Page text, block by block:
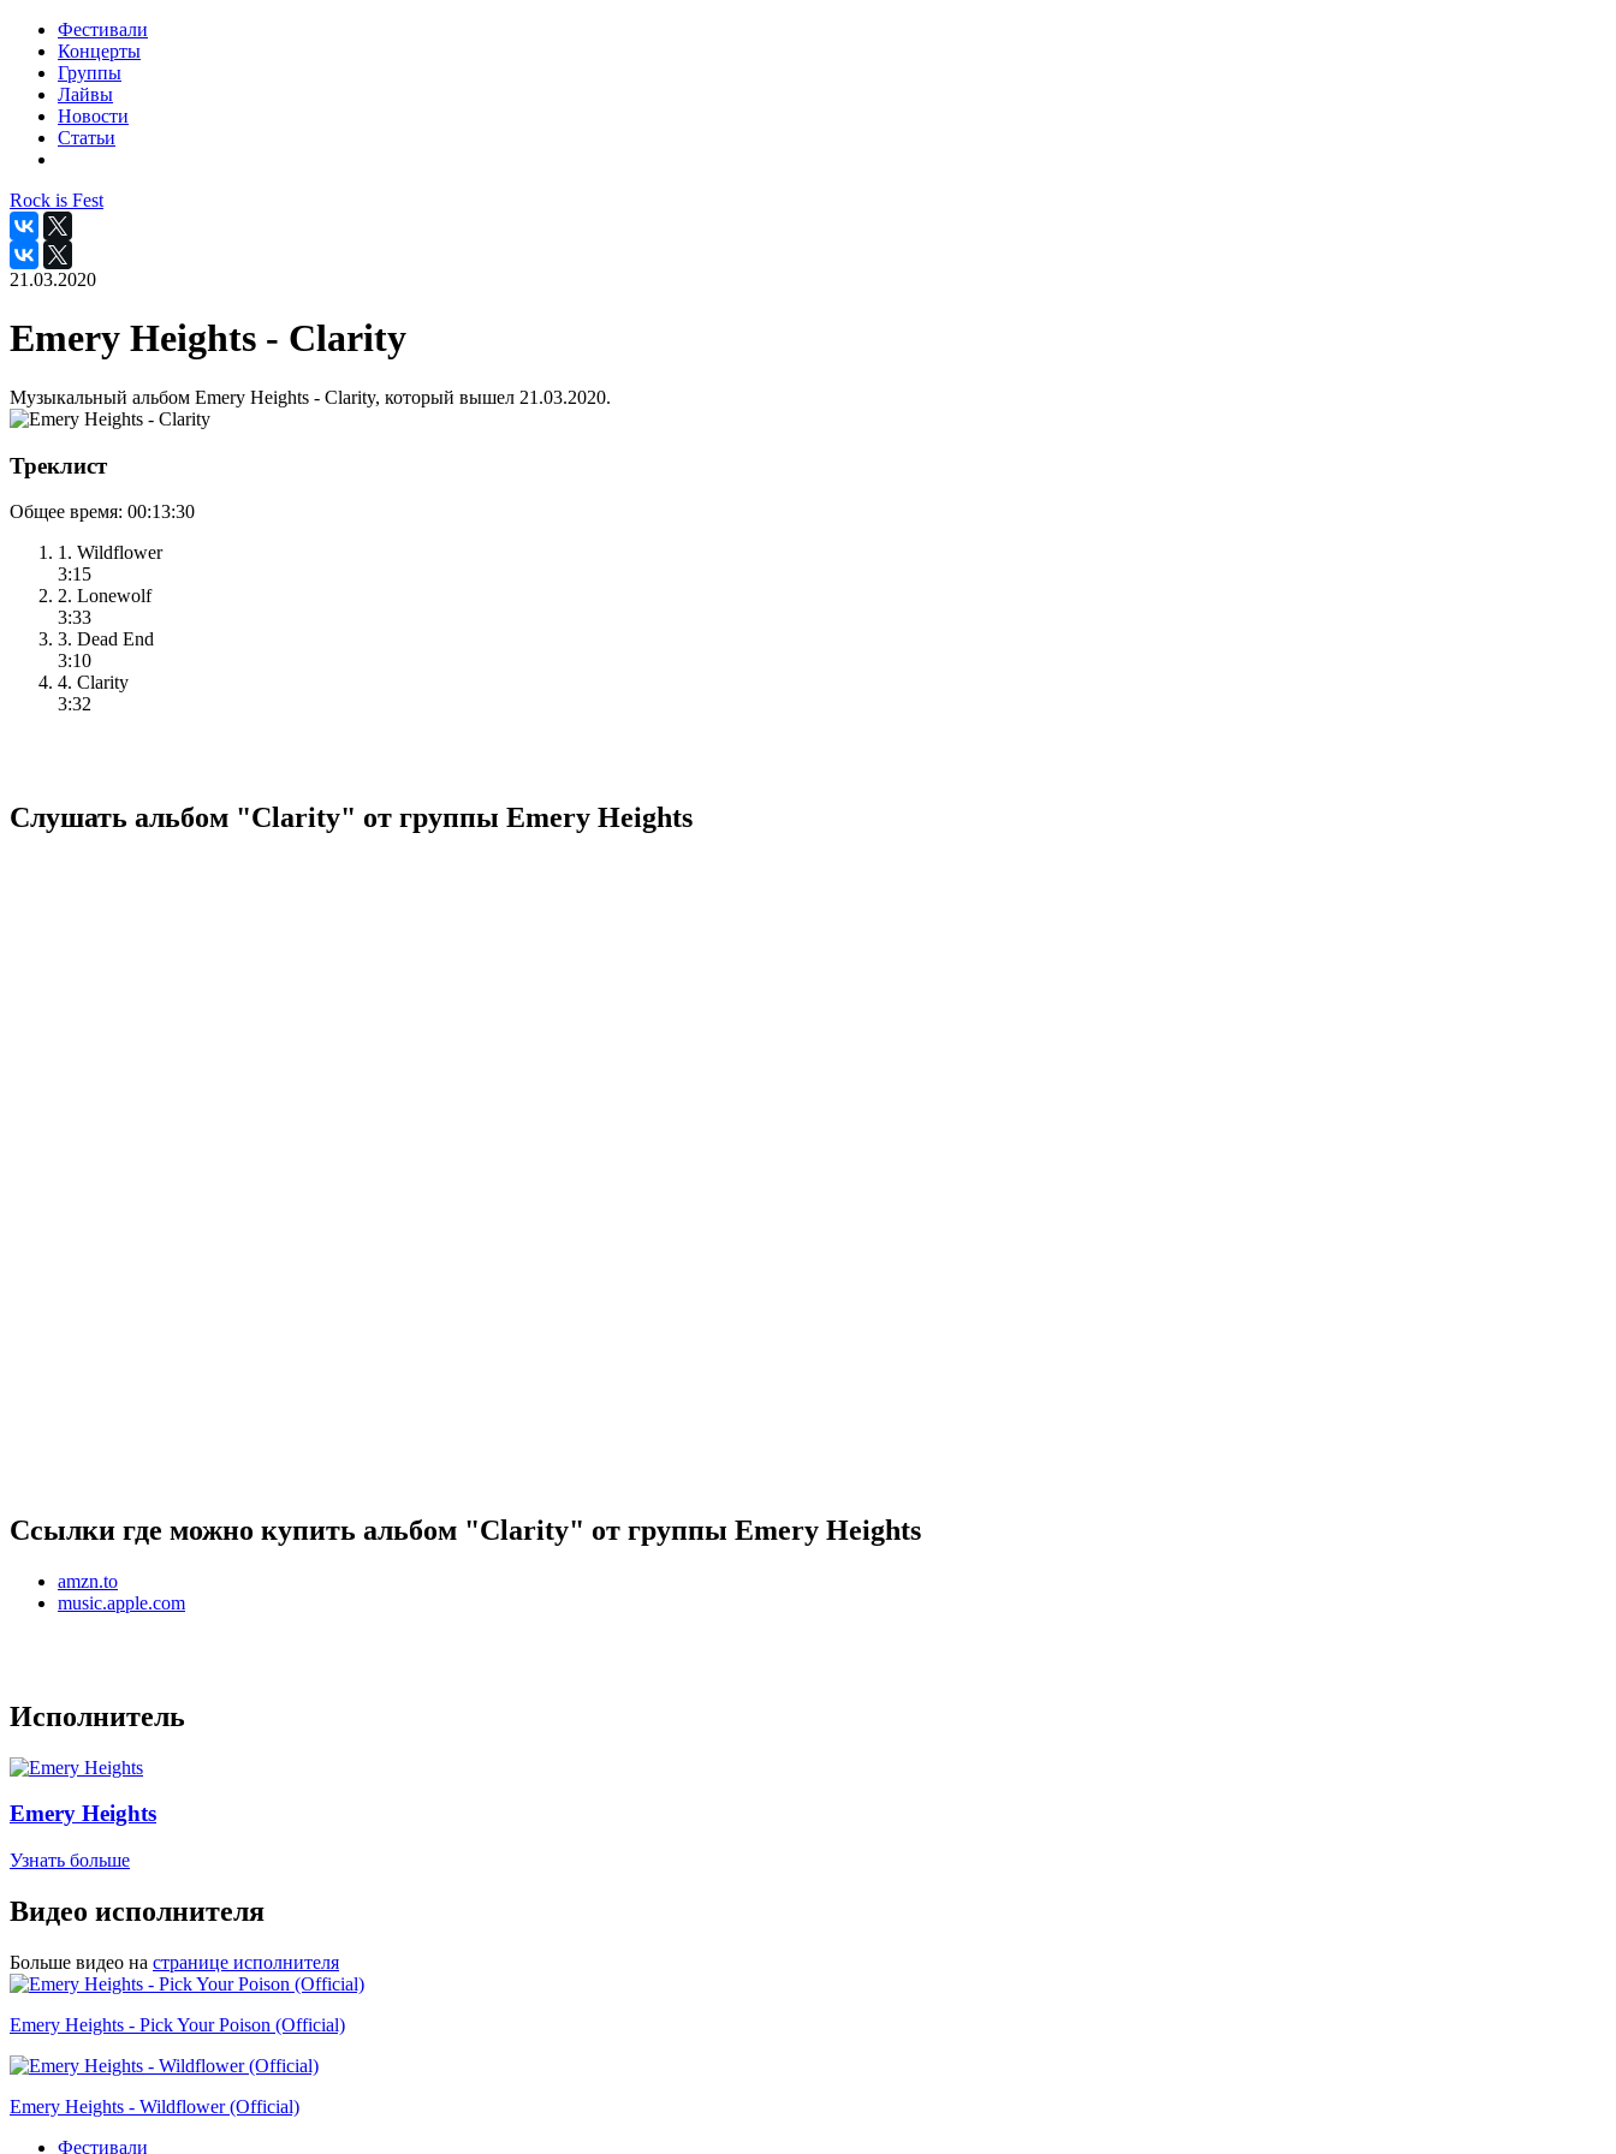
Фестивали
Концерты
Группы
Лайвы
Новости
Статьи
Rock is Fest
21.03.2020
Emery Heights - Clarity
Музыкальный альбом Emery Heights - Clarity, который вышел 21.03.2020.
Треклист
Общее время: 00:13:30
1. Wildflower
3:15
2. Lonewolf
3:33
3. Dead End
3:10
4. Clarity
3:32
Слушать альбом "Clarity" от группы Emery Heights
Ссылки где можно купить альбом "Clarity" от группы Emery Heights
amzn.to
music.apple.com
Исполнитель
Emery Heights
Узнать больше
Видео исполнителя
Больше видео на странице исполнителя
Emery Heights - Pick Your Poison (Official)
Emery Heights - Wildflower (Official)
Фестивали